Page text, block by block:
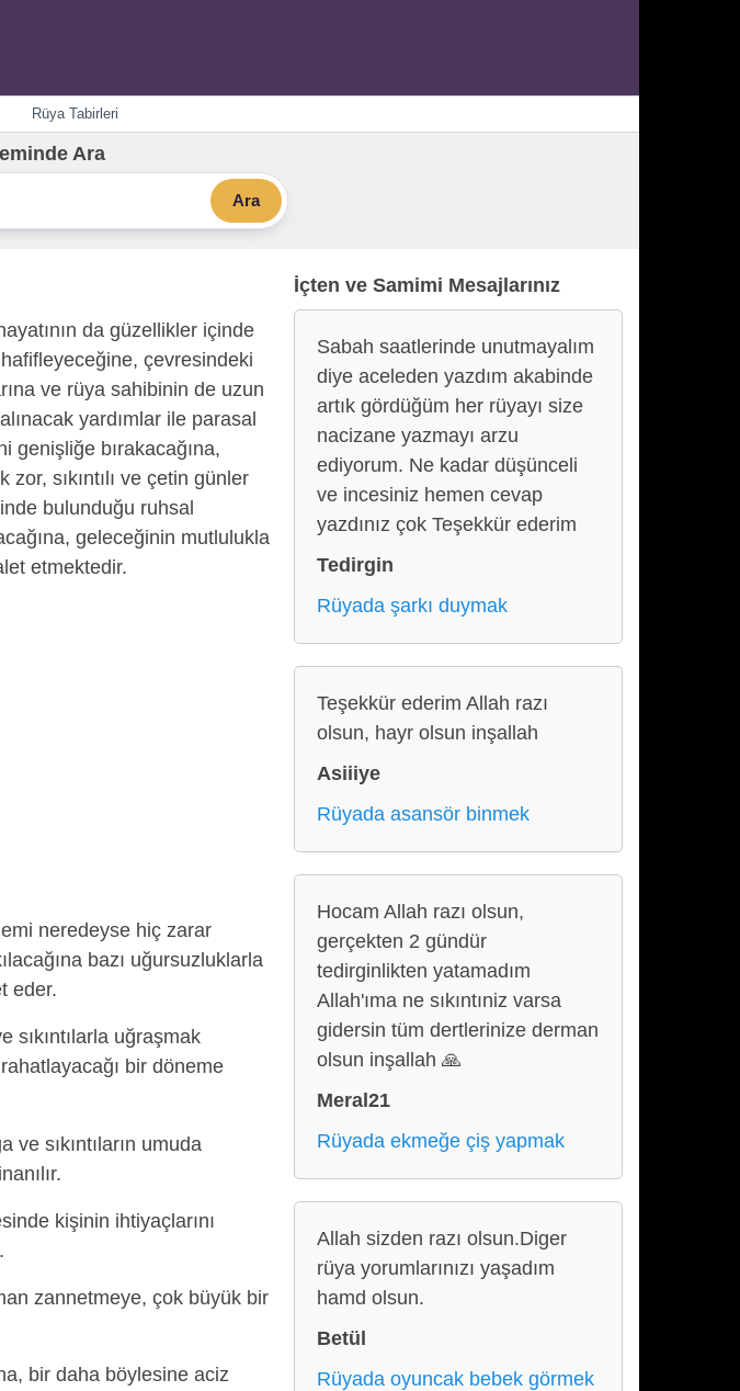
Rüya Tabirleri
Ara
Ara
da güzellikler içinde
çevresindeki
ve rüya sahibinin de uzun
yardımlar ile parasal
genişliğe bırakacağına,
sıkıntılı ve çetin günler
bulunduğu ruhsal
geleceğinin mutlulukla
etmektedir.
neredeyse hiç zarar
bazı uğursuzluklarla
eder.
sıkıntılarla uğraşmak
bir döneme
ve sıkıntıların umuda
kişinin ihtiyaçlarını
zannetmeye, çok büyük bir
bir daha böylesine aciz
İçten ve Samimi Mesajlarınız
Sabah saatlerinde unutmayalım
diye aceleden yazdım akabinde
artık gördüğüm her rüyayı size
nacizane yazmayı arzu
ediyorum. Ne kadar düşünceli
ve incesiniz hemen cevap
yazdınız çok Teşekkür ederim
Tedirgin
Rüyada şarkı duymak
Teşekkür ederim Allah razı
olsun, hayr olsun inşallah
Asiiiye
Rüyada asansör binmek
Hocam Allah razı olsun,
gerçekten 2 gündür
tedirginlikten yatamadım
Allah'ıma ne sıkıntıniz varsa
gidersin tüm dertlerinize derman
olsun inşallah 🙏
Meral21
Rüyada ekmeğe çiş yapmak
Allah sizden razı olsun.Diger
rüya yorumlarınızı yaşadım
hamd olsun.
Betül
Rüyada oyuncak bebek görmek